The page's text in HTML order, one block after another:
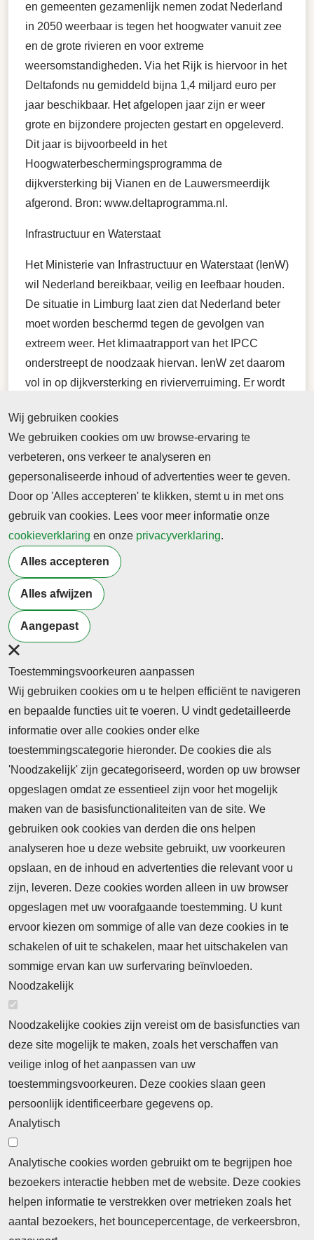
en gemeenten gezamenlijk nemen zodat Nederland
in 2050 weerbaar is tegen het hoogwater vanuit zee
en de grote rivieren en voor extreme
weersomstandigheden. Via het Rijk is hiervoor in het
Deltafonds nu gemiddeld bijna 1,4 miljard euro per
jaar beschikbaar. Het afgelopen jaar zijn er weer
grote en bijzondere projecten gestart en opgeleverd.
Dit jaar is bijvoorbeeld in het
Hoogwaterbeschermingsprogramma de
dijkversterking bij Vianen en de Lauwersmeerdijk
afgerond. Bron: www.deltaprogramma.nl.
Infrastructuur en Waterstaat
Het Ministerie van Infrastructuur en Waterstaat (IenW)
wil Nederland bereikbaar, veilig en leefbaar houden.
De situatie in Limburg laat zien dat Nederland beter
moet worden beschermd tegen de gevolgen van
extreem weer. Het klimaatrapport van het IPCC
onderstreept de noodzaak hiervan. IenW zet daarom
vol in op dijkversterking en rivierverruiming. Er wordt
voorbereid op hevige neerslag, met de
aanbevelingen gaat IenW in 2022 aan de slag.
Extreem weer is niet alleen hevige neerslag, het is
ook langdurige droogte. Via het Deltafonds steekt
IenW € 100 miljoen euro extra in maatregelen die de
zoetwatervoorziening klimaatbestendig maken. In
totaal is hiervoor nu € 250 miljoen beschikbaar.
Terug naar nieuwsoverzicht
Wij gebruiken cookies
We gebruiken cookies om uw browse-ervaring te
verbeteren, ons verkeer te analyseren en
gepersonaliseerde inhoud of advertenties weer te geven.
Door op 'Alles accepteren' te klikken, stemt u in met ons
gebruik van cookies. Lees voor meer informatie onze
cookieverklaring en onze privacyverklaring.
Alles accepteren
Alles afwijzen
Aangepast
Toestemmingsvoorkeuren aanpassen
Wij gebruiken cookies om u te helpen efficiënt te navigeren
en bepaalde functies uit te voeren. U vindt gedetailleerde
informatie over alle cookies onder elke
toestemmingscategorie hieronder. De cookies die als
'Noodzakelijk' zijn gecategoriseerd, worden op uw browser
opgeslagen omdat ze essentieel zijn voor het mogelijk
maken van de basisfunctionaliteiten van de site. We
gebruiken ook cookies van derden die ons helpen
analyseren hoe u deze website gebruikt, uw voorkeuren
opslaan, en de inhoud en advertenties die relevant voor u
zijn, leveren. Deze cookies worden alleen in uw browser
opgeslagen met uw voorafgaande toestemming. U kunt
ervoor kiezen om sommige of alle van deze cookies in te
schakelen of uit te schakelen, maar het uitschakelen van
sommige ervan kan uw surfervaring beïnvloeden.
Noodzakelijk
Noodzakelijke cookies zijn vereist om de basisfuncties van
deze site mogelijk te maken, zoals het verschaffen van
veilige inlog of het aanpassen van uw
toestemmingsvoorkeuren. Deze cookies slaan geen
persoonlijk identificeerbare gegevens op.
Analytisch
Analytische cookies worden gebruikt om te begrijpen hoe
bezoekers interactie hebben met de website. Deze cookies
helpen informatie te verstrekken over metrieken zoals het
aantal bezoekers, het bouncepercentage, de verkeersbron,
Nieuws
Neem contact op
Algemene Leveringsvoorwaarden
Cookieverklaring
Privacyverklaring
Abonnementinformatie Inlogprocedure
Nieuws
Laatste nieuws
Meld u aan voor onze nieuwsbrief
Ontvang 2 keer per maand de nieuwsbrief met
persberichten, actualiteiten, nieuws en personalia uit het
beroepsonderwijs.